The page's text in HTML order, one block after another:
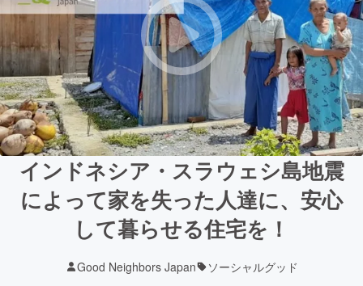
インドネシア・スラウェシ島地震
によって家を失った人達に、安心
して暮らせる住宅を！
Good Neighbors Japan ソーシャルグッド